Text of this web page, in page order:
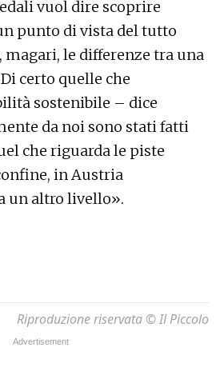
vuol dire scoprire
punto di vista del tutto
magari, le differenze tra una
certo quelle che
sostenibile – dice
da noi sono stati fatti
che riguarda le piste
in Austria
un altro livello».
Riproduzione riservata © Il Piccolo